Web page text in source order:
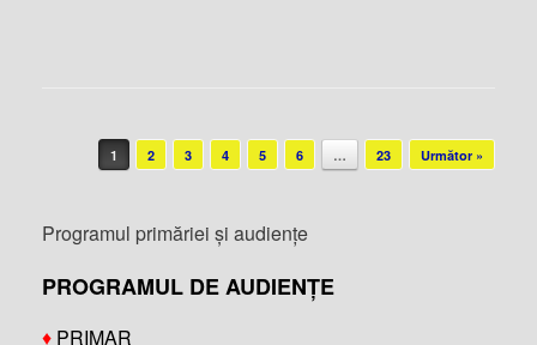
Post navigation
1 2 3 4 5 6 … 23 Următor »
Programul primăriei și audiențe
PROGRAMUL DE AUDIENȚE
♦ PRIMAR